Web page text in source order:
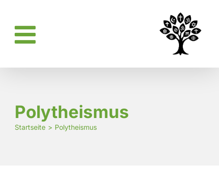
springen
Polytheismus
Startseite Polytheismus